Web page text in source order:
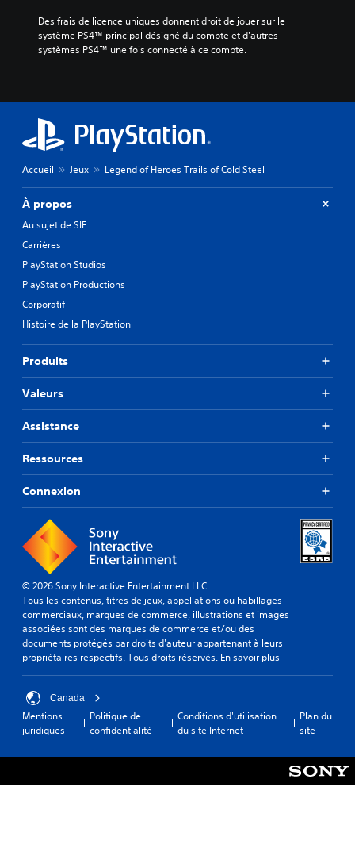
Des frais de licence uniques donnent droit de jouer sur le
système PS4™ principal désigné du compte et d'autres
systèmes PS4™ une fois connecté à ce compte.
Accueil Jeux Legend of Heroes Trails of Cold Steel
À propos
Au sujet de SIE
Carrières
PlayStation Studios
PlayStation Productions
Corporatif
Histoire de la PlayStation
Produits
Valeurs
Assistance
Ressources
Connexion
© 2026 Sony Interactive Entertainment LLC
Tous les contenus, titres de jeux, appellations ou habillages
commerciaux, marques de commerce, illustrations et images
associées sont des marques de commerce et/ou des
documents protégés par droits d'auteur appartenant à leurs
propriétaires respectifs. Tous droits réservés. En savoir plus
Canada
Mentions
juridiques
Politique de
confidentialité
Conditions d'utilisation
du site Internet
Plan du
site